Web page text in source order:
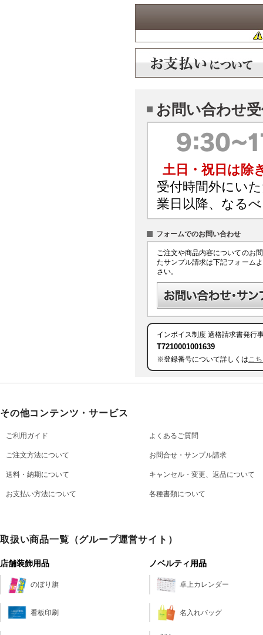
お問い合わせ
土日・祝日は除
受付時間外にい
業日以降、なる
フォームでのお問い合わせ
ご注文や商品内容についてのお
たサンプル請求は下記フォーム
さい。
インボイス制度 適格請求書発行
T7210001001639
※登録番号について詳しくはこ
その他コンテンツ・サービス
ご利用ガイド
ご注文方法について
送料・納期について
お支払い方法について
よくあるご質問
お問合せ・サンプル請求
キャンセル・変更、返品について
各種書類について
取扱い商品一覧（グループ運営サイト）
店舗装飾用品
のぼり旗
看板印刷
ノベルティ用品
卓上カレンダー
名入れバッグ